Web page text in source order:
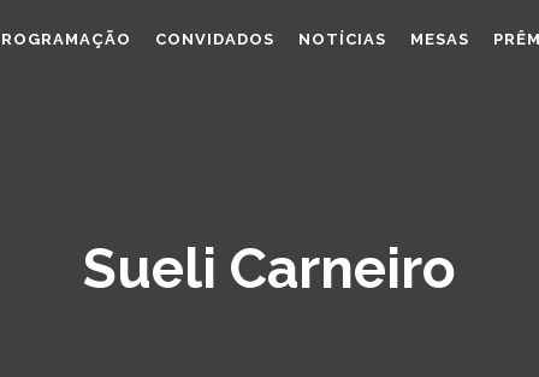
CONVIDADOS NOTÍCIAS MESAS
Sueli Carneiro